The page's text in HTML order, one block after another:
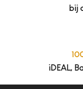
bij
iDEAL,